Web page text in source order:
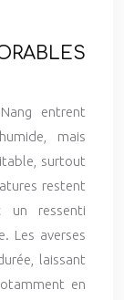
entrent
mais
surtout
restent
un ressenti
Les averses
laissant
en